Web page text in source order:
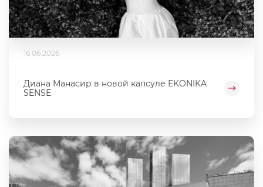
16.06.2026
Диана Манасир в новой капсуле EKONIKA
SENSE